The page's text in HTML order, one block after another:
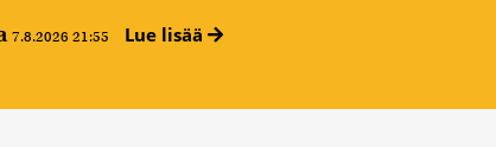
7.8.2026 21:55 Lue lisää